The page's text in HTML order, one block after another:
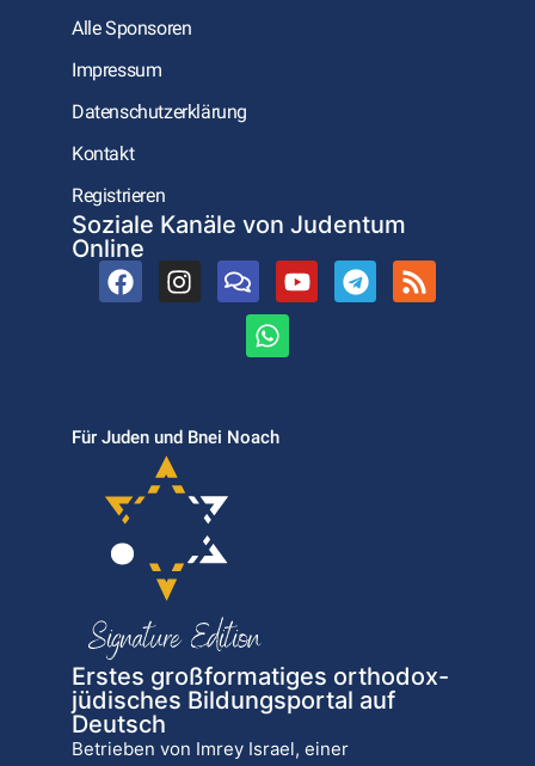
Alle Sponsoren
Impressum
Datenschutzerklärung
Kontakt
Registrieren
Soziale Kanäle von Judentum
Online
Für Juden und Bnei Noach
Erstes großformatiges orthodox-
jüdisches Bildungsportal auf
Deutsch
Betrieben von Imrey Israel, einer